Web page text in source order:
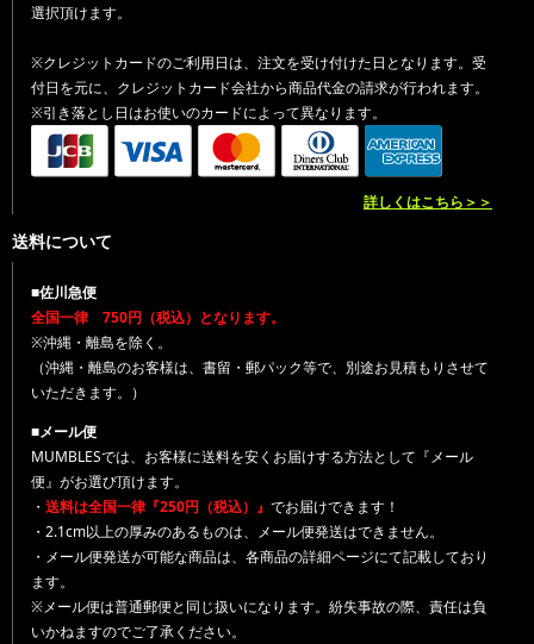
選択頂けます。
※クレジットカードのご利用日は、注文を受け付けた日となります。受
付日を元に、クレジットカード会社から商品代金の請求が行われます。
※引き落とし日はお使いのカードによって異なります。
詳しくはこちら＞＞
送料について
■佐川急便
全国一律 750円（税込）となります。
※沖縄・離島を除く。
（沖縄・離島のお客様は、書留・郵パック等で、別途お見積もりさせて
いただきます。）
■メール便
MUMBLESでは、お客様に送料を安くお届けする方法として『メール
便』がお選び頂けます。
・ 送料は全国一律『250円（税込）』 でお届けできます！
・2.1cm以上の厚みのあるものは、メール便発送はできません。
・メール便発送が可能な商品は、各商品の詳細ページにて記載しており
ます。
※メール便は普通郵便と同じ扱いになります。紛失事故の際、責任は負
いかねますのでご了承ください。